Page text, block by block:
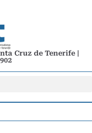
Cruz de Tenerife |